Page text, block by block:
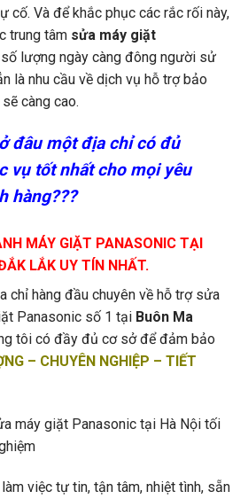
cố. Và để khắc phục các rắc rối này,
trung tâm sửa máy giặt
lượng ngày càng đông người sử
là nhu cầu về dịch vụ hỗ trợ bảo
càng cao.
đâu một địa chỉ có đủ
vụ tốt nhất cho mọi yêu
hàng???
MÁY GIẶT PANASONIC TẠI
LẮK UY TÍN NHẤT.
chỉ hàng đầu chuyên về hỗ trợ sửa
Panasonic số 1 tại Buôn Ma
tôi có đầy đủ cơ sở để đảm bảo
– CHUYÊN NGHIỆP – TIẾT
máy giặt Panasonic tại Hà Nội tối
việc tự tin, tận tâm, nhiệt tình, sẵn